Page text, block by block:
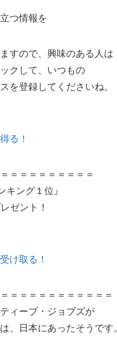
つ情報を
すので、興味のある人は
クして、いつもの
を登録してくださいね。
る！
＝＝＝＝＝＝＝＝＝
キング１位』
ゼント！
け取る！
＝＝＝＝＝＝＝＝＝＝＝
ィーブ・ジョブズが
、日本にあったそうです。